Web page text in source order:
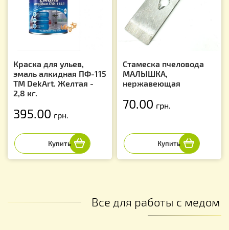
Краска для ульев,
эмаль алкидная ПФ-115
TM DekArt. Желтая -
2,8 кг.
395.00 грн.
Стамеска пчеловода
МАЛЫШКА,
нержавеющая
70.00 грн.
Все для работы с медом